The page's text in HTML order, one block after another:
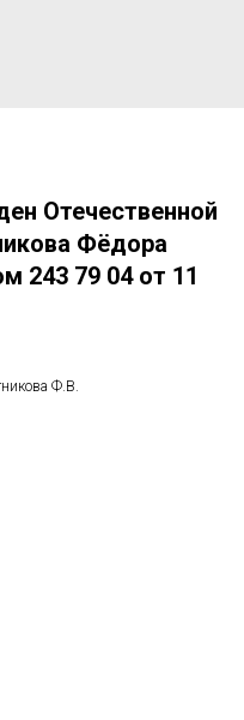
Отечественной
Фёдора
243 79 04 от 11
Ф.В.